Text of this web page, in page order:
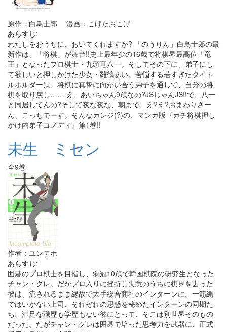
原作：白鳥士郎 漫画：こげたおこげ
あらすじ:
わたしをおうちに、おいてくれますか? 「のうりん」白鳥士郎の最
新作は、「将棋」が舞台!!史上最年少の16歳で将棋界最高位「竜
王」となったプロ棋士・九頭竜八一。そしてその下に、弟子にし
て欲しいと押しかけた少女・雛鶴あい。苦悩する若すぎたタイト
ルホルダーは、将棋に真摯に向かい合う弟子を通して、自分の将
棋を取り戻し…… え、あいちゃん9歳なの?JSじゃんJS!!で、八一
と同居してんの?そして夜な夜な、朝まで、え?え?おまわりさー
ん、こっちでーす。そんなカンジ(?)の、マンガ版『ガチ将棋押し
かけ内弟子コメディ』第1巻!!
未生 ミセン
全9巻
作者：ユンテホ
あらすじ:
囲碁のプロ棋士を目指し、弱冠10歳で韓国棋院の研究生となった
チャン・グレ。だがプロ入りに挫折し失意のうちに棋界を去った
彼は、流されるまま縁故で大手総合商社のインターンに。一筋縄
ではいかない上司、それぞれの思惑を秘めたインターンの同期た
ち。満足な職歴も学歴もない彼にとって、そこは別世界そのもの
だった。だがチャン・グレは囲碁で培った思考力を武器に、正式